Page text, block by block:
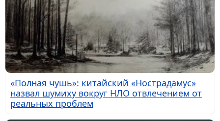
«Полная чушь»: китайский «Нострадамус»
назвал шумиху вокруг НЛО отвлечением от
реальных проблем